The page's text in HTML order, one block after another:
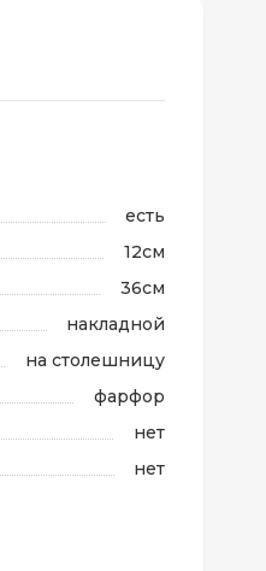
есть
12см
36см
накладной
на столешницу
фарфор
нет
нет